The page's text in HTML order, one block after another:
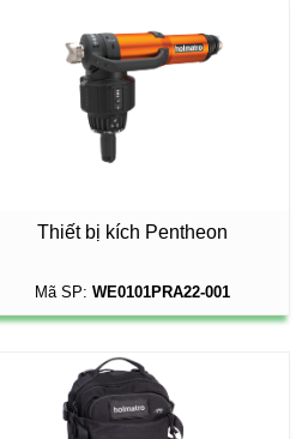
Thiết bị kích Pentheon
Mã SP:WE0101PRA22-001